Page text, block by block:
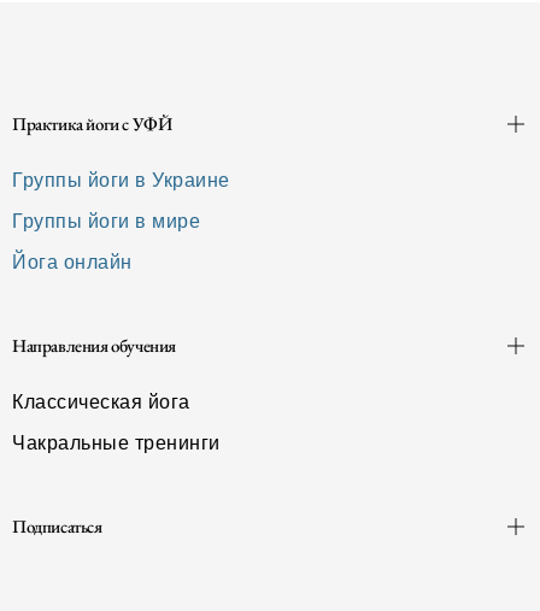
Практика йоги с УФЙ
Группы йоги в Украине
Группы йоги в мире
Йога онлайн
Направления обучения
Классическая йога
Чакральные тренинги
Подписаться